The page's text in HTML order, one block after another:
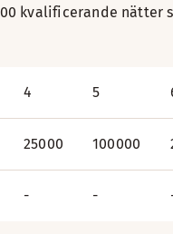
kvalificerande nätter
4 5
25000 100000
- -